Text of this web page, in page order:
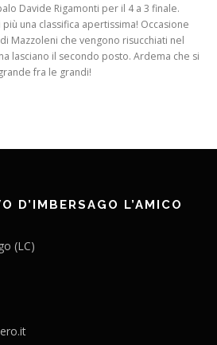
Davide Rigamonti per il 4 a 3 finale.
una classifica apertissima! Occasione
Mazzoleni che vengono risucchiati nel
lasciano il secondo posto. Ardema che si
fra le grandi!
D’IMBERSAGO L’AMICO
(LC)